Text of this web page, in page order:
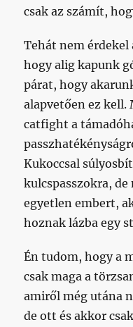
csak az számít,
Tehát nem érdekel
hogy alig kapunk
párat, hogy
alapvetően ez kell.
catfight a
Kukoccsal
kulcspasszokra,
egyetlen embert,
hoznak lázba egy
Én tudom, hogy a
csak maga a
amiről még utána
de ott és akkor